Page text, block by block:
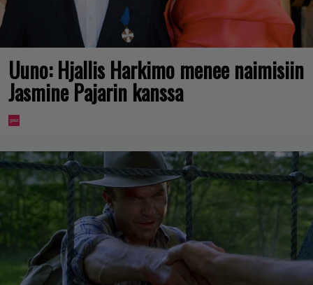
Uuno: Hjallis Harkimo menee naimisiin
Jasmine Pajarin kanssa